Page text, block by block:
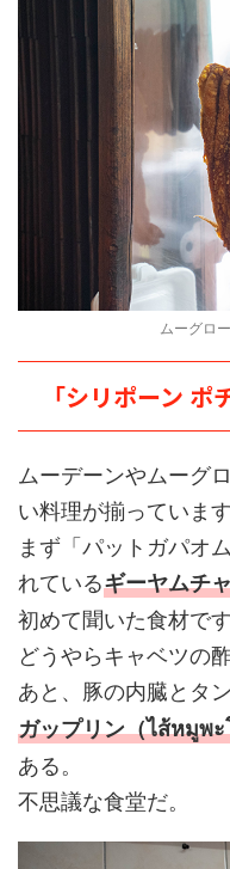
ムーグロ
「シリポーン
ムーデーンやムーグ
い料理が揃っています
まず「パットガパオ
れているギーヤムチ
初めて聞いた食材です
どうやらキャベツの
あと、豚の内臓とタ
ガップリン（ไส้หมูพ
ある。
不思議な食堂だ。